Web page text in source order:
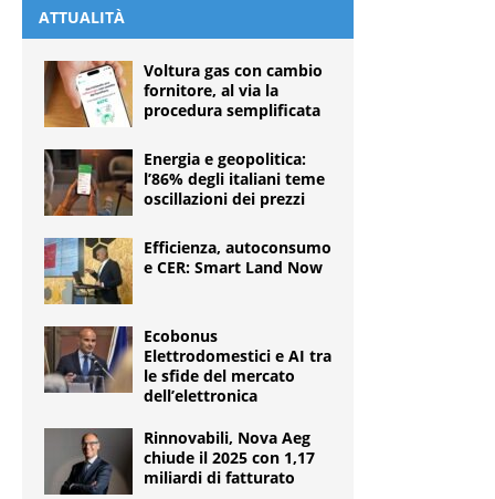
ATTUALITÀ
Voltura gas con cambio
fornitore, al via la
procedura semplificata
Energia e geopolitica:
l’86% degli italiani teme
oscillazioni dei prezzi
Efficienza, autoconsumo
e CER: Smart Land Now
Ecobonus
Elettrodomestici e AI tra
le sfide del mercato
dell’elettronica
Rinnovabili, Nova Aeg
chiude il 2025 con 1,17
miliardi di fatturato